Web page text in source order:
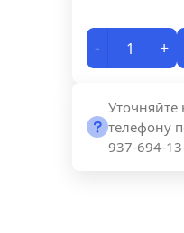
- +
телефону
937-694-